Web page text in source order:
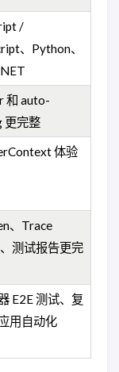
/
、Python、
和 auto-
更完整
体验
、Trace
测试报告更完
E2E 测试、复
用自动化